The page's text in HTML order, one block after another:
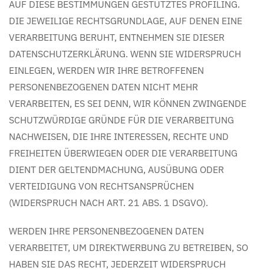
AUF DIESE BESTIMMUNGEN GESTÜTZTES PROFILING.
DIE JEWEILIGE RECHTSGRUNDLAGE, AUF DENEN EINE
VERARBEITUNG BERUHT, ENTNEHMEN SIE DIESER
DATENSCHUTZERKLÄRUNG. WENN SIE WIDERSPRUCH
EINLEGEN, WERDEN WIR IHRE BETROFFENEN
PERSONENBEZOGENEN DATEN NICHT MEHR
VERARBEITEN, ES SEI DENN, WIR KÖNNEN ZWINGENDE
SCHUTZWÜRDIGE GRÜNDE FÜR DIE VERARBEITUNG
NACHWEISEN, DIE IHRE INTERESSEN, RECHTE UND
FREIHEITEN ÜBERWIEGEN ODER DIE VERARBEITUNG
DIENT DER GELTENDMACHUNG, AUSÜBUNG ODER
VERTEIDIGUNG VON RECHTSANSPRÜCHEN
(WIDERSPRUCH NACH ART. 21 ABS. 1 DSGVO).
WERDEN IHRE PERSONENBEZOGENEN DATEN
VERARBEITET, UM DIREKTWERBUNG ZU BETREIBEN, SO
HABEN SIE DAS RECHT, JEDERZEIT WIDERSPRUCH